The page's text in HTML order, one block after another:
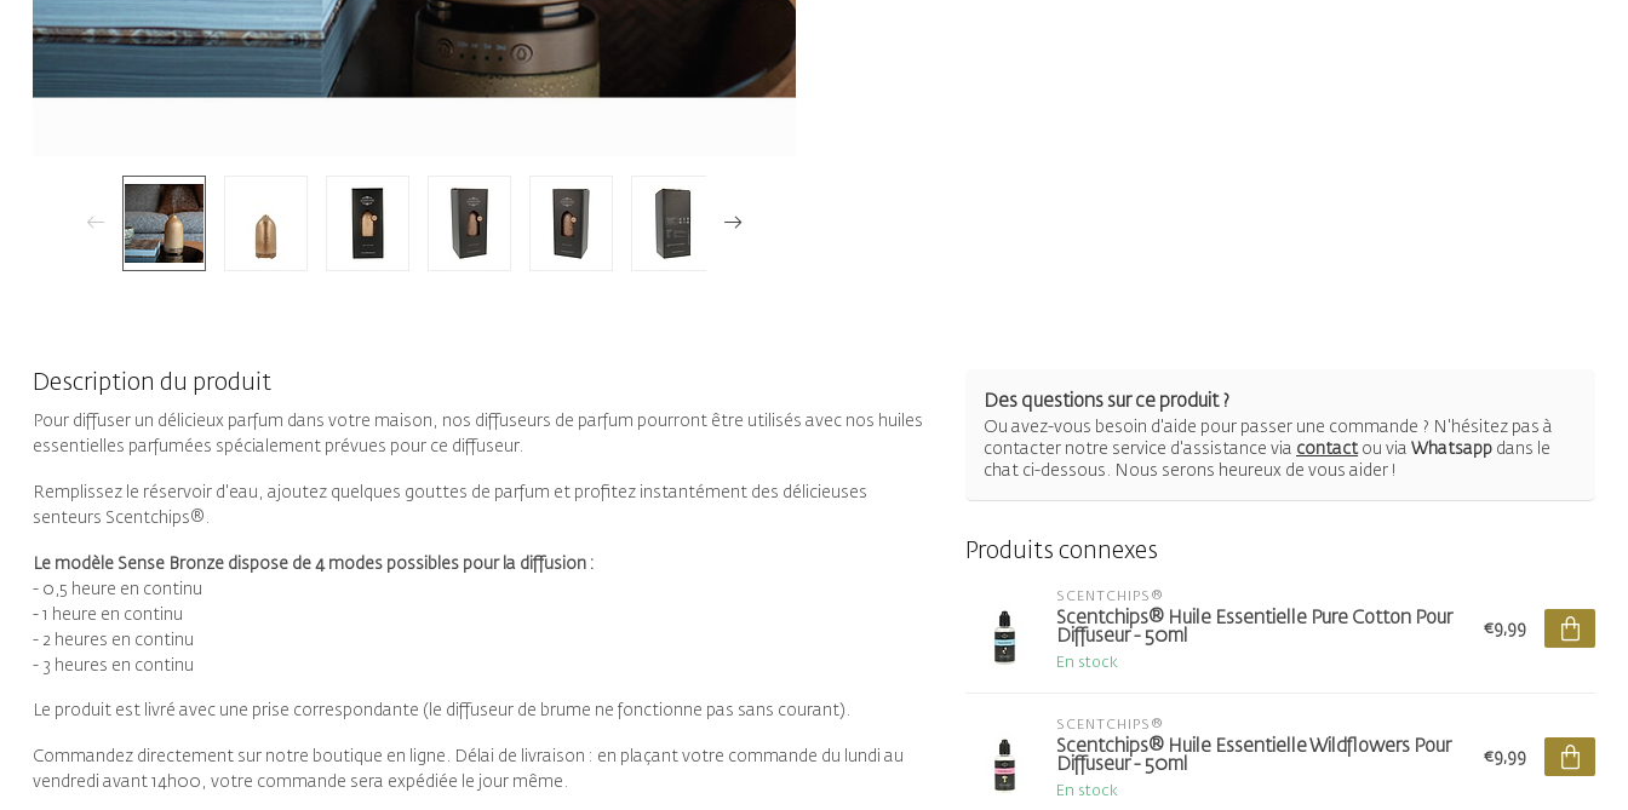
Description du produit
Pour diffuser un délicieux parfum dans votre maison, nos diffuseurs de parfum pourront être utilisés avec nos huiles
essentielles parfumées spécialement prévues pour ce diffuseur.
Remplissez le réservoir d'eau, ajoutez quelques gouttes de parfum et profitez instantément des délicieuses
senteurs Scentchips®.
Le modèle Sense Bronze dispose de 4 modes possibles pour la diffusion :
- 0,5 heure en continu
- 1 heure en continu
- 2 heures en continu
- 3 heures en continu
Le produit est livré avec une prise correspondante (le diffuseur de brume ne fonctionne pas sans courant).
Commandez directement sur notre boutique en ligne. Délai de livraison : en plaçant votre commande du lundi au
vendredi avant 14h00, votre commande sera expédiée le jour même.
Des questions sur ce produit ?
Ou avez-vous besoin d'aide pour passer une commande ? N'hésitez pas à
contacter notre service d'assistance via contactou via Whatsapp dans le
chat ci-dessous. Nous serons heureux de vous aider !
Produits connexes
SCENTCHIPS®
Scentchips® Huile Essentielle Pure Cotton Pour
Diffuseur - 50ml
En stock
€9,99
SCENTCHIPS®
Scentchips® Huile Essentielle Wildflowers Pour
Diffuseur - 50ml
En stock
€9,99